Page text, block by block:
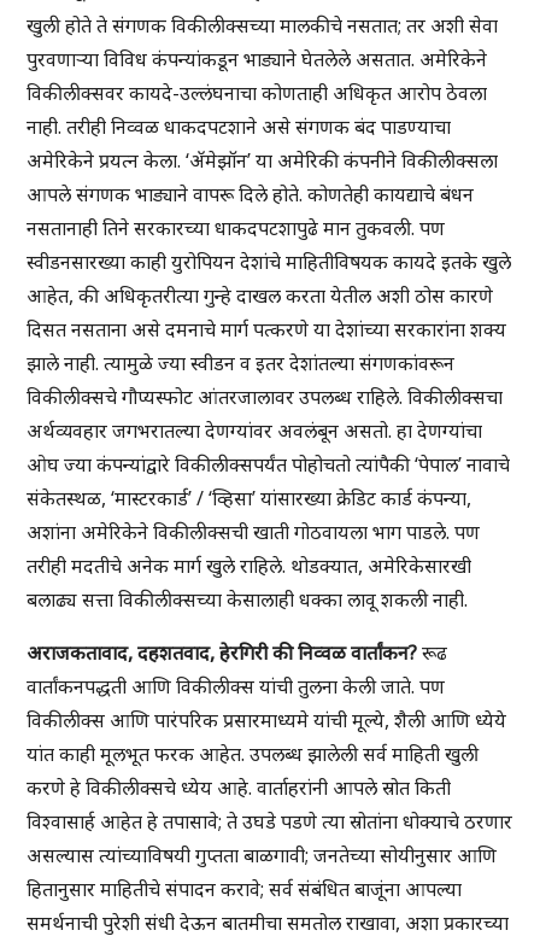
खुली होते ते संगणक विकीलीक्सच्या मालकीचे नसतात; तर अशी सेवा
पुरवणाऱ्या विविध कंपन्यांकडून भाड्याने घेतलेले असतात. अमेरिकेने
विकीलीक्सवर कायदे-उल्लंघनाचा कोणताही अधिकृत आरोप ठेवला
नाही. तरीही निव्वळ धाकदपटशाने असे संगणक बंद पाडण्याचा
अमेरिकेने प्रयत्न केला. ‘ॲमेझॉन’ या अमेरिकी कंपनीने विकीलीक्सला
आपले संगणक भाड्याने वापरू दिले होते. कोणतेही कायद्याचे बंधन
नसतानाही तिने सरकारच्या धाकदपटशापुढे मान तुकवली. पण
स्वीडनसारख्या काही युरोपियन देशांचे माहितीविषयक कायदे इतके खुले
आहेत, की अधिकृतरीत्या गुन्हे दाखल करता येतील अशी ठोस कारणे
दिसत नसताना असे दमनाचे मार्ग पत्करणे या देशांच्या सरकारांना शक्य
झाले नाही. त्यामुळे ज्या स्वीडन व इतर देशांतल्या संगणकांवरून
विकीलीक्सचे गौप्यस्फोट आंतरजालावर उपलब्ध राहिले. विकीलीक्सचा
अर्थव्यवहार जगभरातल्या देणग्यांवर अवलंबून असतो. हा देणग्यांचा
ओघ ज्या कंपन्यांद्वारे विकीलीक्सपर्यंत पोहोचतो त्यांपैकी ‘पेपाल’ नावाचे
संकेतस्थळ, ‘मास्टरकार्ड’ / ‘व्हिसा’ यांसारख्या क्रेडिट कार्ड कंपन्या,
अशांना अमेरिकेने विकीलीक्सची खाती गोठवायला भाग पाडले. पण
तरीही मदतीचे अनेक मार्ग खुले राहिले. थोडक्यात, अमेरिकेसारखी
बलाढ्य सत्ता विकीलीक्सच्या केसालाही धक्का लावू शकली नाही.
अराजकतावाद, दहशतवाद, हेरगिरी की निव्वळ वार्तांकन?रूढ
वार्तांकनपद्धती आणि विकीलीक्स यांची तुलना केली जाते. पण
विकीलीक्स आणि पारंपरिक प्रसारमाध्यमे यांची मूल्ये, शैली आणि ध्येये
यांत काही मूलभूत फरक आहेत. उपलब्ध झालेली सर्व माहिती खुली
करणे हे विकीलीक्सचे ध्येय आहे. वार्ताहरांनी आपले स्रोत किती
विश्वासार्ह आहेत हे तपासावे; ते उघडे पडणे त्या स्रोतांना धोक्याचे ठरणार
असल्यास त्यांच्याविषयी गुप्तता बाळगावी; जनतेच्या सोयीनुसार आणि
हितानुसार माहितीचे संपादन करावे; सर्व संबंधित बाजूंना आपल्या
समर्थनाची पुरेशी संधी देऊन बातमीचा समतोल राखावा, अशा प्रकारच्या